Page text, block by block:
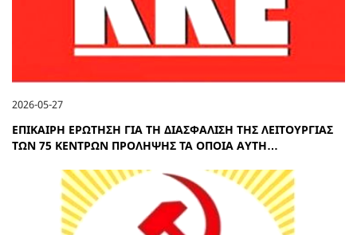
2026-05-27
ΕΠΙΚΑΙΡΗ ΕΡΩΤΗΣΗ ΓΙΑ ΤΗ ΔΙΑΣΦΑΛΙΣΗ ΤΗΣ ΛΕΙΤΟΥΡΓΙΑΣ
ΤΩΝ 75 ΚΕΝΤΡΩΝ ΠΡΟΛΗΨΗΣ ΤΑ ΟΠΟΙΑ ΑΥΤΗ…